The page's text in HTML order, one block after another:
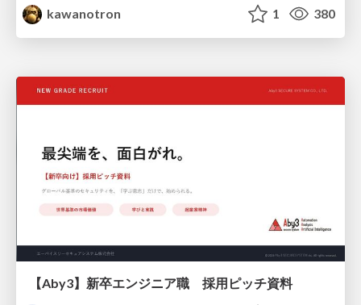
kawanotron 1 380
【Aby3】新卒エンジニア職 採用ピッチ資料